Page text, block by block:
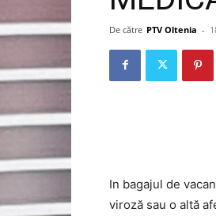
De către PTV Oltenia -
In bagajul de
viroză sau o altă